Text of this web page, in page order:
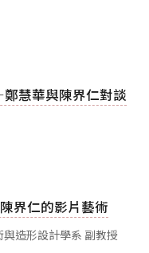
慧華與陳界仁對談
界仁的影片藝術
造形設計學系 副教授